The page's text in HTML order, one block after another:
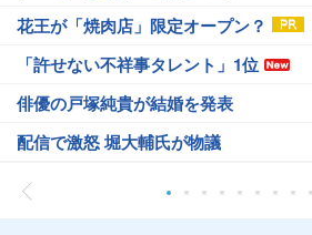
花王が「焼肉店」限定オープン？
「許せない不祥事タレント」1位
俳優の戸塚純貴が結婚を発表
配信で激怒 堀大輔氏が物議